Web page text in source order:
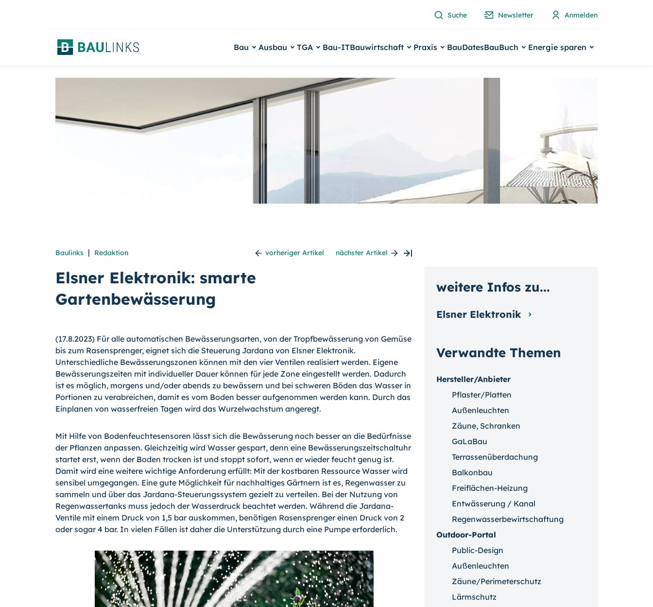
Suche Newsletter Anmelden
Bau Ausbau TGA Bau-ITBauwirtschaft Praxis BauDatesBauBuch Energie sparen
Baulinks | Redaktion vorheriger Artikel nächster Artikel
Elsner Elektronik: smarte
Gartenbewässerung
(17.8.2023) Für alle automatischen Bewässerungsarten, von der Tropfbewässerung von Gemüse
bis zum Rasensprenger, eignet sich die Steuerung Jardana von Elsner Elektronik.
Unterschiedliche Bewässerungszonen können mit den vier Ventilen realisiert werden. Eigene
Bewässerungszeiten mit individueller Dauer können für jede Zone eingestellt werden. Dadurch
ist es möglich, morgens und/oder abends zu bewässern und bei schweren Böden das Wasser in
Portionen zu verabreichen, damit es vom Boden besser aufgenommen werden kann. Durch das
Einplanen von wasserfreien Tagen wird das Wurzelwachstum angeregt.
Mit Hilfe von Bodenfeuchtesensoren lässt sich die Bewässerung noch besser an die Bedürfnisse
der Pflanzen anpassen. Gleichzeitig wird Wasser gespart, denn eine Bewässerungszeitschaltuhr
startet erst, wenn der Boden trocken ist und stoppt sofort, wenn er wieder feucht genug ist.
Damit wird eine weitere wichtige Anforderung erfüllt: Mit der kostbaren Ressource Wasser wird
sensibel umgegangen. Eine gute Möglichkeit für nachhaltiges Gärtnern ist es, Regenwasser zu
sammeln und über das Jardana-Steuerungssystem gezielt zu verteilen. Bei der Nutzung von
Regenwassertanks muss jedoch der Wasserdruck beachtet werden. Während die Jardana-
Ventile mit einem Druck von 1,5 bar auskommen, benötigen Rasensprenger einen Druck von 2
oder sogar 4 bar. In vielen Fällen ist daher die Unterstützung durch eine Pumpe erforderlich.
Verwandte Themen
Hersteller/Anbieter
Pflaster/Platten
Außenleuchten
Zäune, Schranken
GaLaBau
Terrassenüberdachung
Balkonbau
Freiflächen-Heizung
Entwässerung / Kanal
Regenwasserbewirtschaftung
Outdoor-Portal
Public-Design
Außenleuchten
Zäune/Perimeterschutz
Lärmschutz
weitere Infos zu...
Elsner Elektronik